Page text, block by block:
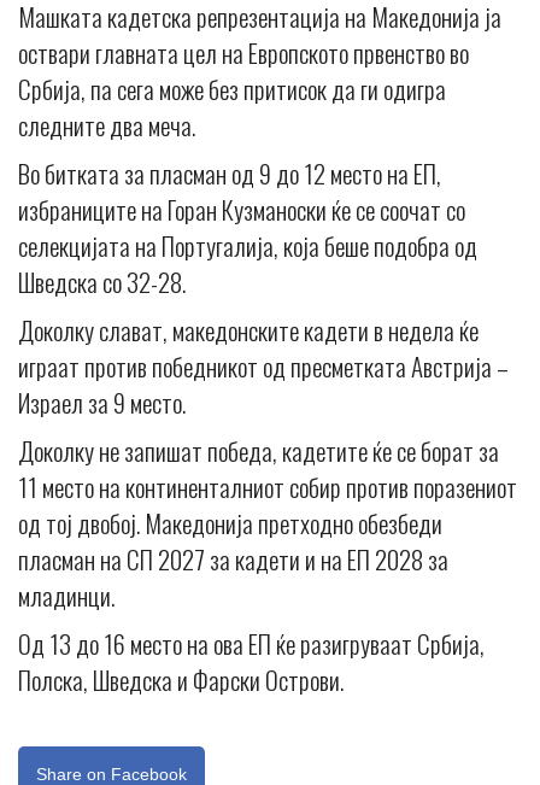
Машката кадетска репрезентација на Македонија ја
оствари главната цел на Европското првенство во
Србија, па сега може без притисок да ги одигра
следните два меча.
Во битката за пласман од 9 до 12 место на ЕП,
избраниците на Горан Кузманоски ќе се соочат со
селекцијата на Португалија, која беше подобра од
Шведска со 32-28.
Доколку слават, македонските кадети в недела ќе
играат против победникот од пресметката Австрија –
Израел за 9 место.
Доколку не запишат победа, кадетите ќе се борат за
11 место на континенталниот собир против поразениот
од тој двобој. Македонија претходно обезбеди
пласман на СП 2027 за кадети и на ЕП 2028 за
младинци.
Од 13 до 16 место на ова ЕП ќе разигруваат Србија,
Полска, Шведска и Фарски Острови.
Share on Facebook